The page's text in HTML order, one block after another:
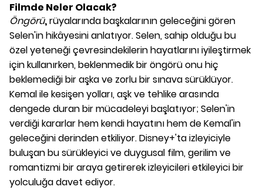
Filmde Neler Olacak?
Öngörü,rüyalarında başkalarının geleceğini gören
Selen'in hikâyesini anlatıyor. Selen, sahip olduğu bu
özel yeteneği çevresindekilerin hayatlarını iyileştirmek
için kullanırken, beklenmedik bir öngörü onu hiç
beklemediği bir aşka ve zorlu bir sınava sürüklüyor.
Kemal ile kesişen yolları, aşk ve tehlike arasında
dengede duran bir mücadeleyi başlatıyor; Selen'in
verdiği kararlar hem kendi hayatını hem de Kemal'in
geleceğini derinden etkiliyor. Disney+'ta izleyiciyle
buluşan bu sürükleyici ve duygusal film, gerilim ve
romantizmi bir araya getirerek izleyicileri etkileyici bir
yolculuğa davet ediyor.